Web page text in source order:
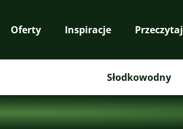
Oferty Inspiracje Przeczytaj
Słodkowodny